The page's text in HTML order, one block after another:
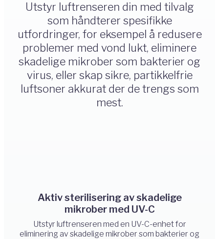
Utstyr luftrenseren din med tilvalg
som håndterer spesifikke
utfordringer, for eksempel å redusere
problemer med vond lukt, eliminere
skadelige mikrober som bakterier og
virus, eller skap sikre, partikkelfrie
luftsoner akkurat der de trengs som
mest.
Aktiv sterilisering av skadelige
mikrober med UV-C
Utstyr luftrenseren med en UV-C-enhet for
eliminering av skadelige mikrober som bakterier og